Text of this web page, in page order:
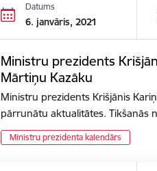
Datums
6. janvāris, 2021
Ministru prezidents
Mārtiņu Kazāku
Ministru prezidents Krišjānis
pārrunātu aktualitātes. Tikšanās
Ministru prezidenta kalendārs